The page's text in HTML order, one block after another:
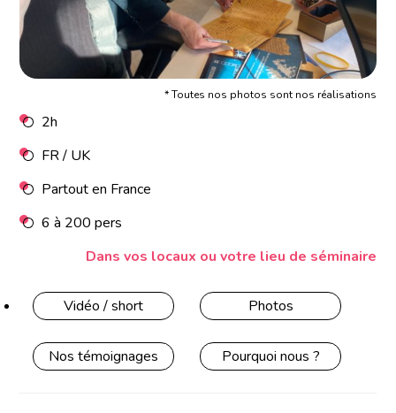
* Toutes nos photos sont nos réalisations
2h
FR / UK
Partout en France
6 à 200 pers
Dans vos locaux ou votre lieu de séminaire
Vidéo / short Photos
Nos témoignages Pourquoi nous ?